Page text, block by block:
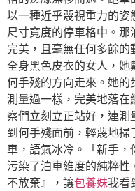
以一種近乎蔑視重力的姿
尺寸寬度的停車格中。那
完美，且毫無任何多餘
全身黑色皮衣的女人，
何手殘的方向走來。她
測量過一樣，完美地落
察們立刻立正站好，連
到何手殘面前，輕蔑地
車，語氣冰冷。「新手
污染了泊車維度的純粹
不放棄』，讓包養妹我看